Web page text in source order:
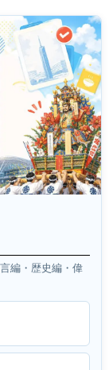
編・歴史編・偉